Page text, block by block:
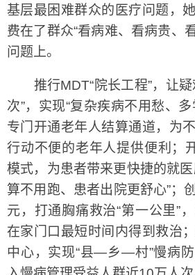
基层最困难群众的医疗问题，
费在了群众“看病难、看病贵、
问题上。
推行MDT“院长工程”，让疑
次”，实现“复杂疾病不用愁、多
专门开通老年人结算通道，为
行动不便的老年人提供便利；
模式，为患者带来更快捷的就
算不用跑、患者出院更舒心”；
元，打通胸痛救治“第一公里”
在家门口最短时间内得到救治
中心，实现“县—乡—村”慢病